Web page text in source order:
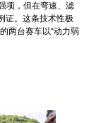
项，但在弯速、滤
证。这条技术性极
两台赛车以“动力弱